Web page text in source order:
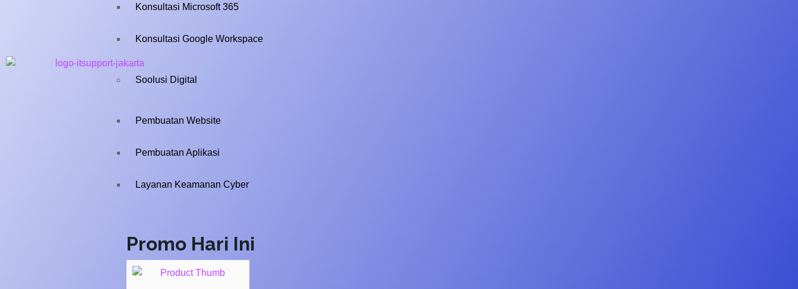
Konsultasi Microsoft 365
Konsultasi Google Workspace
Soolusi Digital
Pembuatan Website
Pembuatan Aplikasi
Layanan Keamanan Cyber
Promo Hari Ini